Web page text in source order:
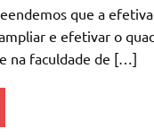
que a
e efetivar o
na faculdade de […]